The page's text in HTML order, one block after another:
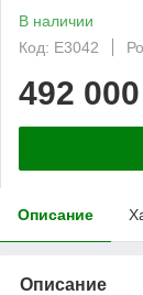
В наличии
Код: E3042
492 000
Описание
Описание